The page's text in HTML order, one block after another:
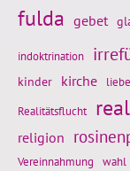
fulda gebet
indoktrination
kinder kirche liebe
Realitätsflucht
religion
Vereinnahmung wahl